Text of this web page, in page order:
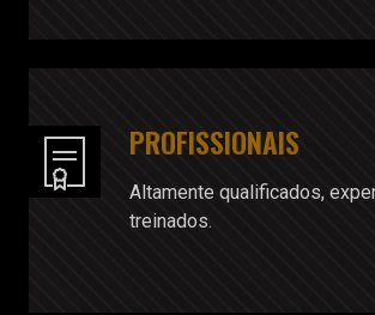
PROFISSIONAIS
Altamente qualificados,
treinados.